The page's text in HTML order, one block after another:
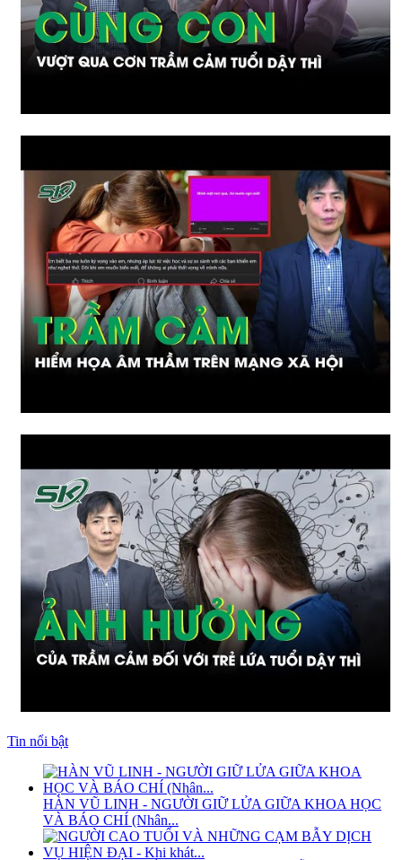
Tin nổi bật
HÀN VŨ LINH - NGƯỜI GIỮ LỬA GIỮA KHOA HỌC
VÀ BÁO CHÍ (Nhân...